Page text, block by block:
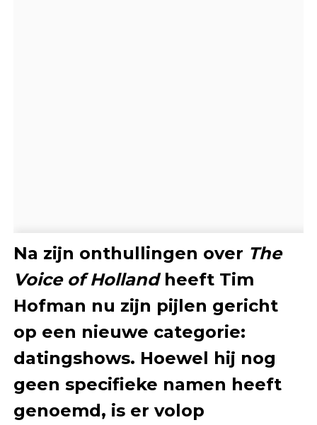
Na zijn onthullingen over The
Voice of Hollandheeft Tim
Hofman nu zijn pijlen gericht
op een nieuwe categorie:
datingshows. Hoewel hij nog
geen specifieke namen heeft
genoemd, is er volop